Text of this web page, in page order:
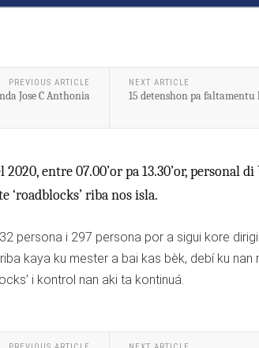
PREVIOUS ARTICLE
Jose C Anthonia
NEXT ARTICLE
15 detenshon pa faltamentu
2020, entre 07.00’or pa 13.30’or, personal
‘roadblocks’ riba nos isla.
persona i 297 persona por a sigui kore
kaya ku mester a bai kas bèk, debí ku nan
i kontrol nan aki ta kontinuá.